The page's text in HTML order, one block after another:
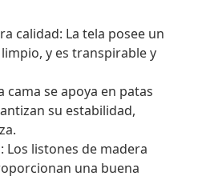
calidad: La tela posee un
y es transpirable y
cama se apoya en patas
su estabilidad,
Los listones de madera
una buena